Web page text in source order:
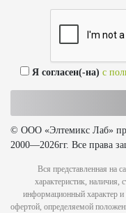
Я согласен(-на) с
© ООО «Элтемикс Лаб»
2000—2026гг. Все права
Вся представленная на
характеристик, наличия,
информационный характер и
офертой, определяемой